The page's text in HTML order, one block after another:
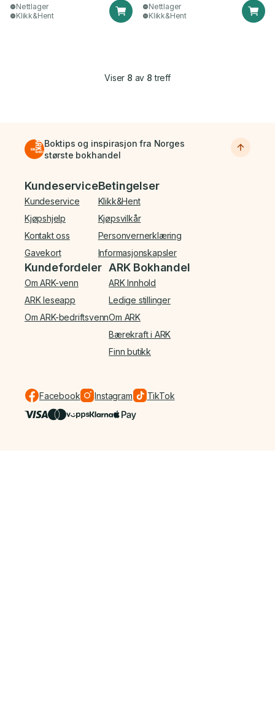
Nettlager
Klikk&Hent
Nettlager
Klikk&Hent
Viser 8 av 8 treff
Boktips og inspirasjon fra Norges
største bokhandel
Bunnmeny
Kundeservice
Kundeservice
Kjøpshjelp
Kontakt oss
Gavekort
Betingelser
Klikk&Hent
Kjøpsvilkår
Personvernerklæring
Informasjonskapsler
Kundefordeler
Om ARK-venn
ARK leseapp
Om ARK-bedriftsvenn
ARK Bokhandel
ARK Innhold
Ledige stillinger
Om ARK
Bærekraft i ARK
Finn butikk
Facebook Instagram TikTok